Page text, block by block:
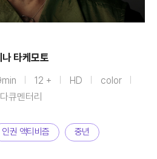
나 타케모토
12 + HD
color
다큐멘터리
인권 액티비즘 중년